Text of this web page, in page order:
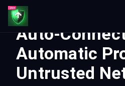
Auto-
Automatic
Untrusted